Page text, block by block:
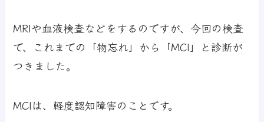
MRIや血液検査などをするのですが、今回の検査
で、これまでの「物忘れ」から「MCI」と診断が
つきました。
MCIは、軽度認知障害のことです。